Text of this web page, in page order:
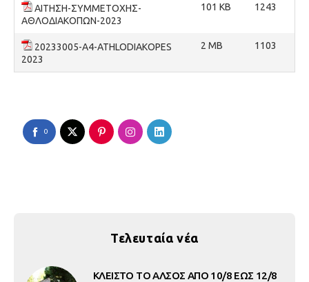
AΙΤΗΣΗ-ΣΥΜΜΕΤΟΧΗΣ-
ΑΘΛΟΔΙΑΚΟΠΩΝ-2023
101 KB 1243
20233005-A4-ATHLODIAKOPES
2023
2 MB 1103
0
Τελευταία νέα
ΚΛΕΙΣΤΟ ΤΟ ΑΛΣΟΣ ΑΠΟ 10/8 ΕΩΣ 12/8